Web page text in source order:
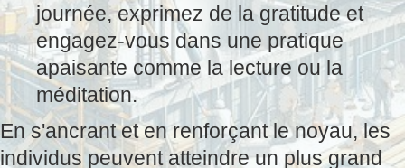
journée, exprimez de la gratitude et
engagez-vous dans une pratique
apaisante comme la lecture ou la
méditation.
En s'ancrant et en renforçant le noyau, les
individus peuvent atteindre un plus grand